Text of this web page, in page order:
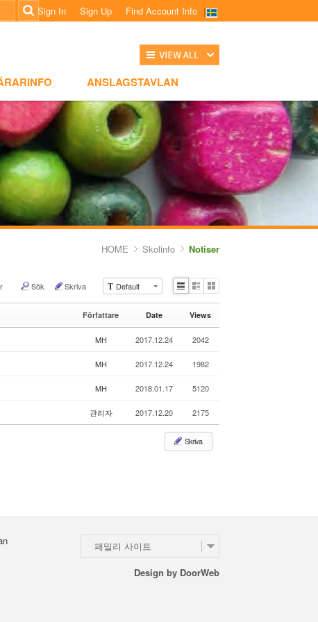
Sign In
Sign Up Find Account Info
ANSLAGSTAVLAN
HOME Skolinfo Notiser
T Default
Sök Skriva
Li
Zi
e
G
le
y
Författare Date Views
MH 2017.12.24 2042
MH 2017.12.24 1982
MH 2018.01.17 5120
관리자 2017.12.20 2175
Skriva
패밀리 사이트
Design by DoorWeb